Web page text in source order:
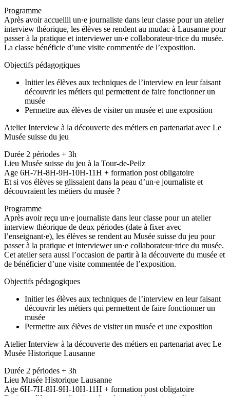
Programme
Après avoir accueilli un·e journaliste dans leur classe pour un atelier
interview théorique, les élèves se rendent au mudac à Lausanne pour
passer à la pratique et interviewer un·e collaborateur·trice du musée.
La classe bénéficie d’une visite commentée de l’exposition.
Objectifs pédagogiques
Initier les élèves aux techniques de l’interview en leur faisant
découvrir les métiers qui permettent de faire fonctionner un
musée
Permettre aux élèves de visiter un musée et une exposition
Atelier Interview à la découverte des métiers en partenariat avec Le
Musée suisse du jeu
Durée 2 périodes + 3h
Lieu Musée suisse du jeu à la Tour-de-Peilz
Age 6H-7H-8H-9H-10H-11H + formation post obligatoire
Et si vos élèves se glissaient dans la peau d’un·e journaliste et
découvraient les métiers du musée ?
Programme
Après avoir reçu un·e journaliste dans leur classe pour un atelier
interview théorique de deux périodes (date à fixer avec
l’enseignant·e), les élèves se rendent au Musée suisse du jeu pour
passer à la pratique et interviewer un·e collaborateur·trice du musée.
Cet atelier sera aussi l’occasion de partir à la découverte du musée et
de bénéficier d’une visite commentée de l’exposition.
Objectifs pédagogiques
Initier les élèves aux techniques de l’interview en leur faisant
découvrir les métiers qui permettent de faire fonctionner un
musée
Permettre aux élèves de visiter un musée et une exposition
Atelier Interview à la découverte des métiers en partenariat avec Le
Musée Historique Lausanne
Durée 2 périodes + 3h
Lieu Musée Historique Lausanne
Age 6H-7H-8H-9H-10H-11H + formation post obligatoire